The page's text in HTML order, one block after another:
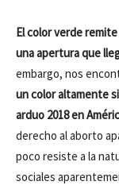
El color verde
una apertura que
embargo, nos
un color altamente
arduo 2018 en
derecho al aborto
poco resiste a la
sociales